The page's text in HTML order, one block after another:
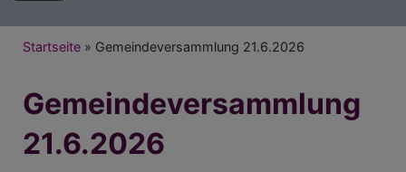
Breadcrumb
Startseite Gemeindeversammlung 21.6.2026
Gemeindeversammlung
21.6.2026